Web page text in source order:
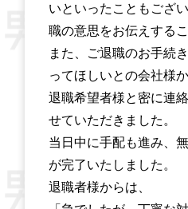
いといったこともござ
職の意思をお伝えする
また、ご退職のお手続
ってほしいとの会社様
退職希望者様と密に連
せていただきました。
当日中に手配も進み、
が完了いたしました。
退職者様からは、